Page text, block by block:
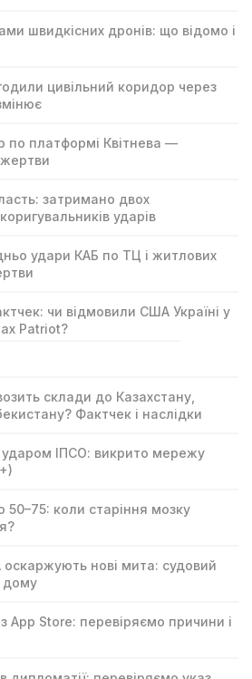
швидкісних дронів: що відомо і
цивільний коридор через
по платформі Квітнева —
затримано двох
ударів
удари КАБ по ТЦ і житлових
чи відмовили США Україні у
Patriot?
склади до Казахстану,
Фактчек і наслідки
ударом ІПСО: викрито мережу
50–75: коли старіння мозку
нові мита: судовий
дому
App Store: перевіряємо причини і